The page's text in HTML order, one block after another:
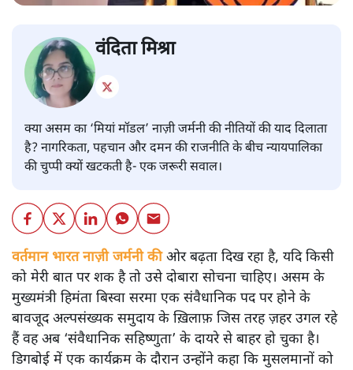
वंदिता मिश्रा
क्या असम का ‘मियां मॉडल’ नाज़ी जर्मनी की नीतियों की याद दिलाता
है? नागरिकता, पहचान और दमन की राजनीति के बीच न्यायपालिका
की चुप्पी क्यों खटकती है- एक जरूरी सवाल।
वर्तमान भारत नाज़ी जर्मनी कीओर बढ़ता दिख रहा है, यदि किसी
को मेरी बात पर शक है तो उसे दोबारा सोचना चाहिए। असम के
मुख्यमंत्री हिमंता बिस्वा सरमा एक संवैधानिक पद पर होने के
बावजूद अल्पसंख्यक समुदाय के ख़िलाफ़ जिस तरह ज़हर उगल रहे
हैं वह अब ‘संवैधानिक सहिष्णुता’ के दायरे से बाहर हो चुका है।
डिगबोई में एक कार्यक्रम के दौरान उन्होंने कहा कि मुसलमानों को